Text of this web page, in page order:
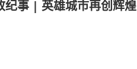
纪事 | 英雄城市再创辉煌